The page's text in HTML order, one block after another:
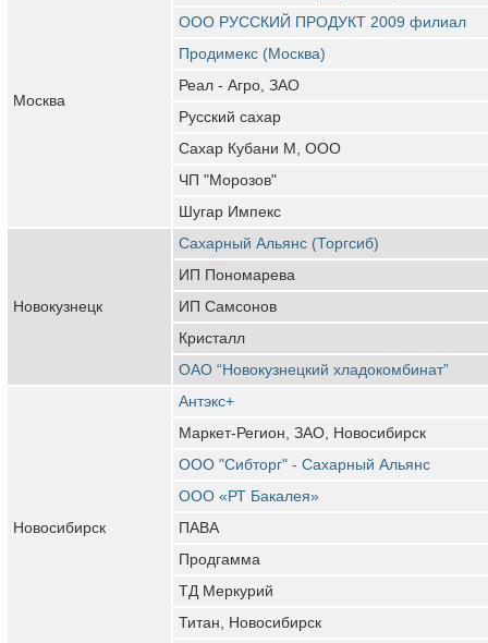
Москва
ООО РУССКИЙ ПРОДУКТ 2009 филиал
Продимекс (Москва)
Реал - Агро, ЗАО
Русский сахар
Сахар Кубани М, ООО
ЧП "Морозов"
Шугар Импекс
Новокузнецк
Сахарный Альянс (Торгсиб)
ИП Пономарева
ИП Самсонов
Кристалл
ОАО “Новокузнецкий хладокомбинат”
Новосибирск
Антэкс+
Маркет-Регион, ЗАО, Новосибирск
ООО "Сибторг" - Сахарный Альянс
ООО «РТ Бакалея»
ПАВА
Продгамма
ТД Меркурий
Титан, Новосибирск